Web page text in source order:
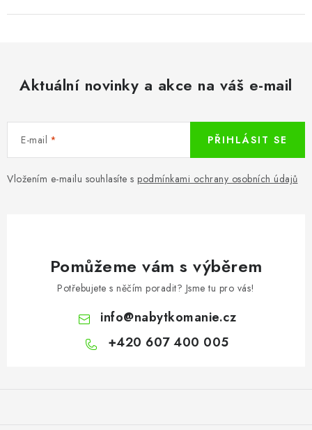
Aktuální novinky a akce na váš e-mail
E-mail
Vložením e-mailu souhlasíte s podmínkami ochrany osobních údajů
PŘIHLÁSIT SE
Pomůžeme vám s výběrem
Potřebujete s něčím poradit? Jsme tu pro vás!
info@nabytkomanie.cz
+420 607 400 005